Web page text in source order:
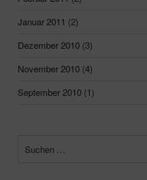
Januar 2011 (2)
Dezember 2010 (3)
November 2010 (4)
September 2010 (1)
nach: